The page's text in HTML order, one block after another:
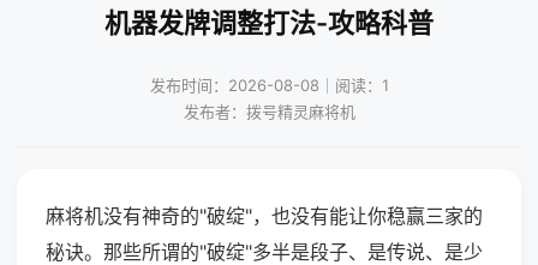
机器发牌调整打法-攻略科普
发布时间：2026-08-08｜阅读：1
发布者：拨号精灵麻将机
麻将机没有神奇的"破绽"，也没有能让你稳赢三家的
秘诀。那些所谓的"破绽"多半是段子、是传说、是少